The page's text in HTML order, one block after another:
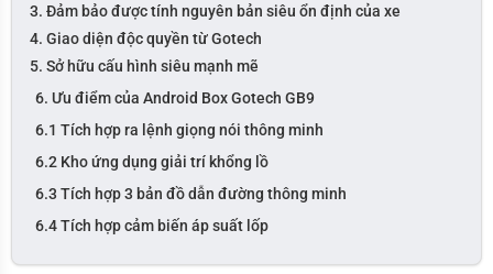
3. Đảm bảo được tính nguyên bản siêu ổn định của xe
4. Giao diện độc quyền từ Gotech
5. Sở hữu cấu hình siêu mạnh mẽ
6. Ưu điểm của Android Box Gotech GB9
6.1 Tích hợp ra lệnh giọng nói thông minh
6.2 Kho ứng dụng giải trí khổng lồ
6.3 Tích hợp 3 bản đồ dẫn đường thông minh
6.4 Tích hợp cảm biến áp suất lốp